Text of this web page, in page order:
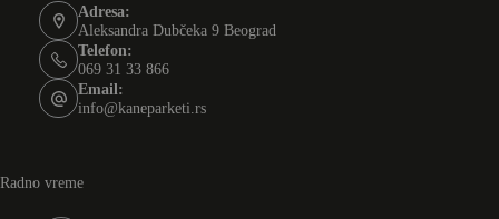
Adresa:
Aleksandra Dubčeka 9 Beograd
Telefon:
069 31 33 866
Email:
info@kaneparketi.rs
Radno vreme